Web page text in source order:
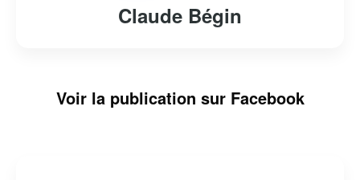
Claude Bégin
Voir la publication sur Facebook